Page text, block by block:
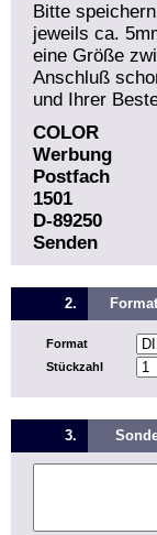
Bitte
jeweils ca.
eine Größe
Anschluß
und Ihrer
COLOR
Werbung
Postfach
1501
D-89250
Senden
2.
Format
Stückzahl
3.